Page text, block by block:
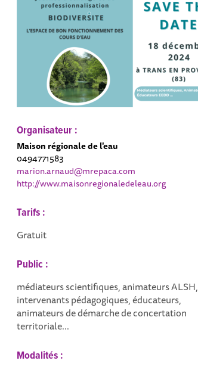
Organisateur :
Maison régionale de l'eau
0494771583
marion.arnaud@mrepaca.com
http://www.maisonregionaledeleau.org
Tarifs :
Gratuit
Public :
médiateurs scientifiques, animateurs ALSH,
intervenants pédagogiques, éducateurs,
animateurs de démarche de concertation
territoriale...
Modalités :